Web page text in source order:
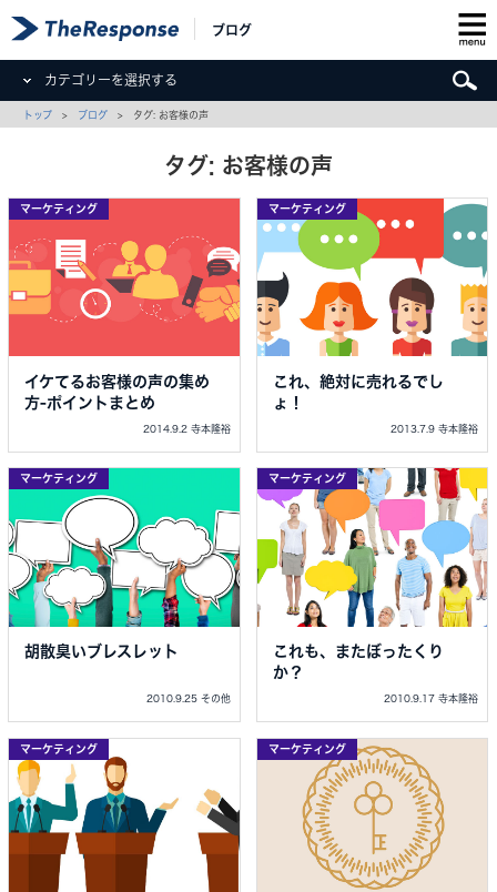
ブログ
カテゴリーを選択する
トップ > ブログ > タグ: お客様の声
タグ: お客様の声
マーケティング
イケてるお客様の声の集め
方-ポイントまとめ
2014.9.2 寺本隆裕
マーケティング
これ、絶対に売れるでし
ょ！
2013.7.9 寺本隆裕
マーケティング
胡散臭いブレスレット
2010.9.25 その他
マーケティング
これも、またぼったくり
か？
2010.9.17 寺本隆裕
マーケティング マーケティング